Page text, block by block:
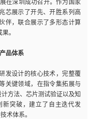
在深圳成功召开。作为国家
芯展示了开先、开胜系列高
伴，联合展示了多形态计算
。
品体系
发设计的核心技术，完整覆
关键领域，在指令集拓展与
方法、芯片测试验证以及知
新突破，建立了自主迭代发
术体系。